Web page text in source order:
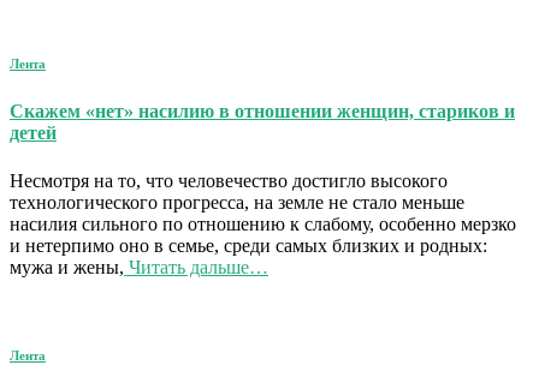
Лента
Скажем «нет» насилию в отношении женщин, стариков и
детей
Несмотря на то, что человечество достигло высокого
технологического прогресса, на земле не стало меньше
насилия сильного по отношению к слабому, особенно мерзко
и нетерпимо оно в семье, среди самых близких и родных:
мужа и жены, Читать дальше…
Лента